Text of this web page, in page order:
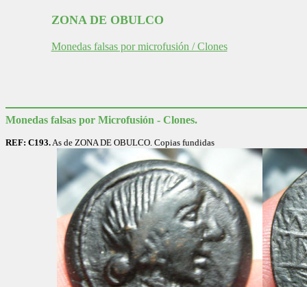
ZONA DE OBULCO
Monedas falsas por microfusión / Clones
Monedas falsas por Microfusión - Clones.
REF: C193.As de ZONA DE OBULCO. Copias fundidas